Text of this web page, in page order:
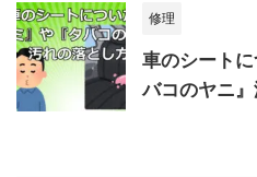
修理
車のシート
バコのヤニ